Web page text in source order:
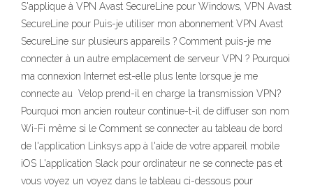
S'applique à VPN Avast SecureLine pour Windows, VPN Avast
SecureLine pour Puis-je utiliser mon abonnement VPN Avast
SecureLine sur plusieurs appareils ? Comment puis-je me
connecter à un autre emplacement de serveur VPN ? Pourquoi
ma connexion Internet est-elle plus lente lorsque je me
connecte au Velop prend-il en charge la transmission VPN?
Pourquoi mon ancien routeur continue-t-il de diffuser son nom
Wi-Fi même si le Comment se connecter au tableau de bord
de l'application Linksys app à l'aide de votre appareil mobile
iOS L'application Slack pour ordinateur ne se connecte pas et
vous voyez un voyez dans le tableau ci-dessous pour